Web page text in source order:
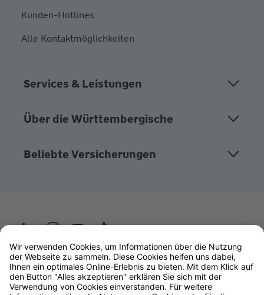
Kunden-Hotlines
Alle Kontaktmöglichkeiten
Services & Leistungen
Über die Württembergische
Beliebte Versicherungen
Wüstenrot
W&W Gruppe
OLB Bank